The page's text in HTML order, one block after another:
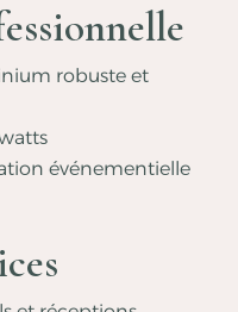
robuste et
événementielle